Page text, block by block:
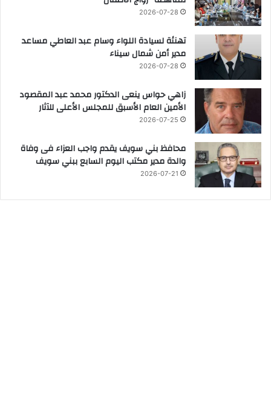
2026-07-28
تهنئة لسيادة اللواء وسام عبد العاطي مساعد
مدير أمن شمال سيناء
2026-07-28
زاهي حواس ينعى الدكتور محمد عبد المقصود
الأمين العام الأسبق للمجلس الأعلى للآثار
2026-07-25
محافظ بني سويف يقدم واجب العزاء فى وفاة
والدة مدير مكتب اليوم السابع ببني سويف
2026-07-21